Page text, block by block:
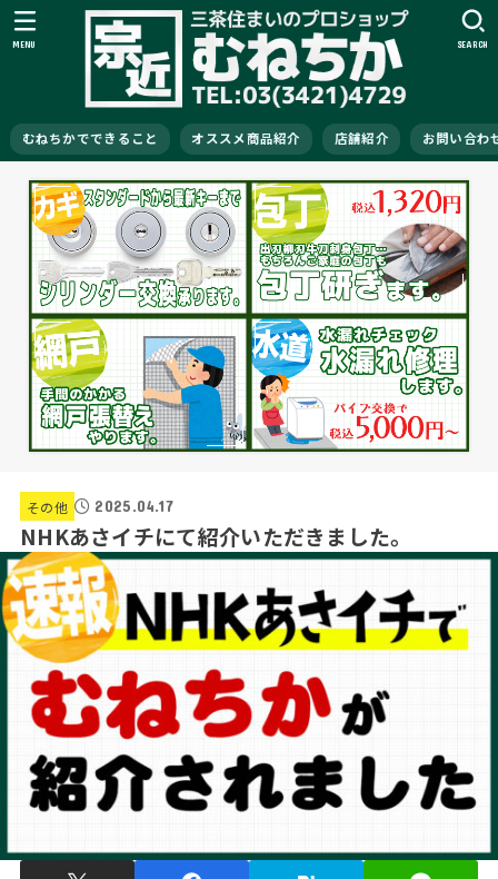
むねちかでできること オススメ商品紹介 店舗紹介 お問い合わ
SEARCH
MENU
その他 2025.04.17
NHKあさイチにて紹介いただきました。